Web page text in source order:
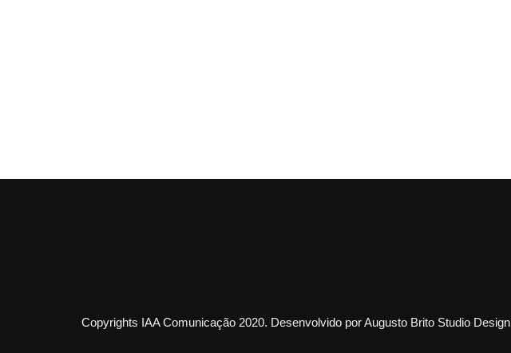
Copyrights IAA Comunicação 2020. Desenvolvido por Augusto Brito Studio Design